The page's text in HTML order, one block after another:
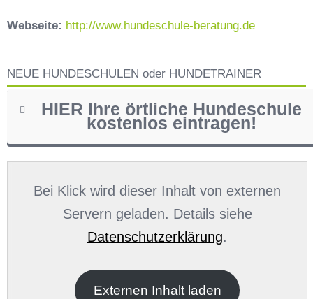
Webseite: http://www.hundeschule-beratung.de
NEUE HUNDESCHULEN oder HUNDETRAINER
HIER Ihre örtliche Hundeschule
kostenlos eintragen!
Bei Klick wird dieser Inhalt von externen
Servern geladen. Details siehe
Datenschutzerklärung.
Externen Inhalt laden